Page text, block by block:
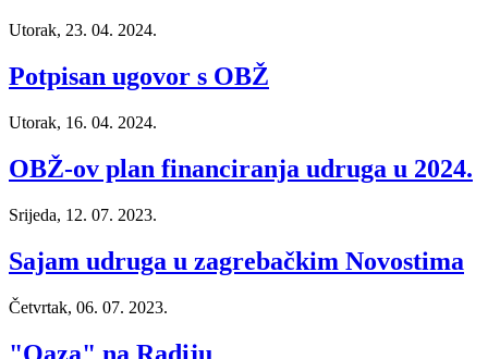
Utorak, 23. 04. 2024.
Potpisan ugovor s OBŽ
Utorak, 16. 04. 2024.
OBŽ-ov plan financiranja udruga u 2024.
Srijeda, 12. 07. 2023.
Sajam udruga u zagrebačkim Novostima
Četvrtak, 06. 07. 2023.
"Oaza" na Radiju